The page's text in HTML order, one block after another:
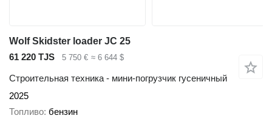
Wolf Skidster loader JC 25
61 220 TJS
5 750 € ≈ 6 644 $
Строительная техника - мини-погрузчик гусеничный
2025
Топливо бензин